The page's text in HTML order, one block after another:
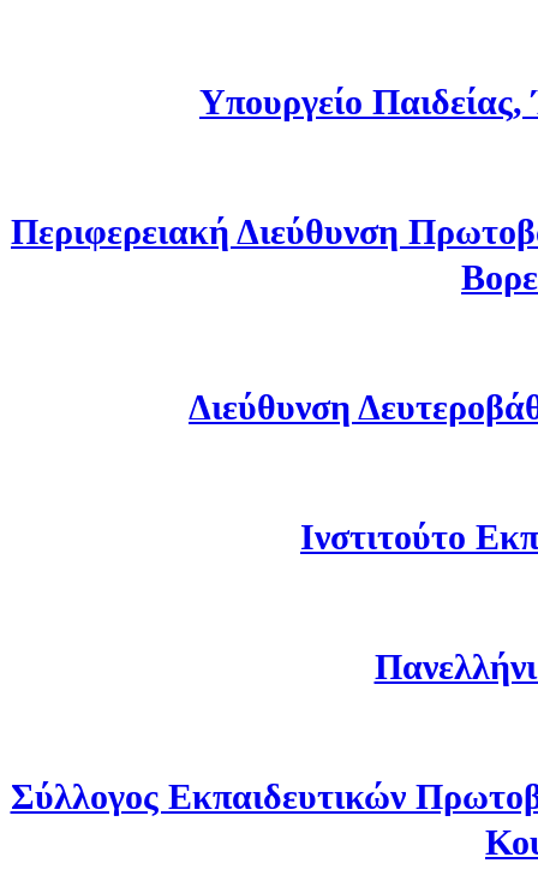
Υπουργείο
Περιφερειακή Διεύθυνση
Διεύθυνση
Ινστιτούτο
Σύλλογος Εκπαιδευτικών